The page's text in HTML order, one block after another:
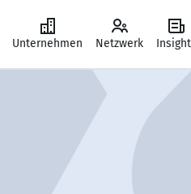
Unternehmen Netzwerk